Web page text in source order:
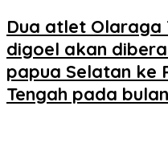
Dua atlet Olaraga
digoel akan
papua Selatan ke
Tengah pada